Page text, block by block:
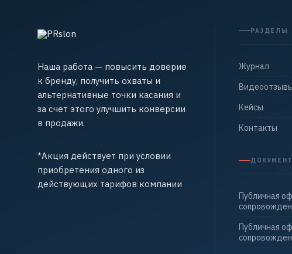
Наша работа — повысить доверие
к бренду, получить охваты и
альтернативные точки касания и
за счет этого улучшить конверсии
в продажи.
*Акция действует при условии
приобретения одного из
действующих тарифов компании
РАЗДЕЛЫ
Журнал
Кейсы
Контакты
Публичная
Публичная